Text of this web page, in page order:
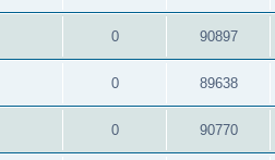
0 90897
0 89638
0 90770